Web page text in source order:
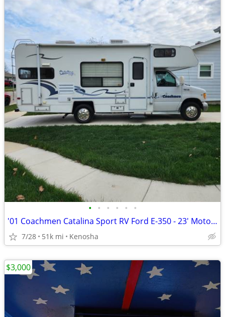
• • • • • •
'01 Coachmen Catalina Sport RV Ford E-350 - 23' Motorhome
7/28 51k mi Kenosha
$3,000